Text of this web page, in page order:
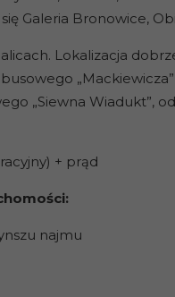
Galeria Bronowice,
Lokalizacja
„Siewna Wiadukt”,
+ prąd
najmu